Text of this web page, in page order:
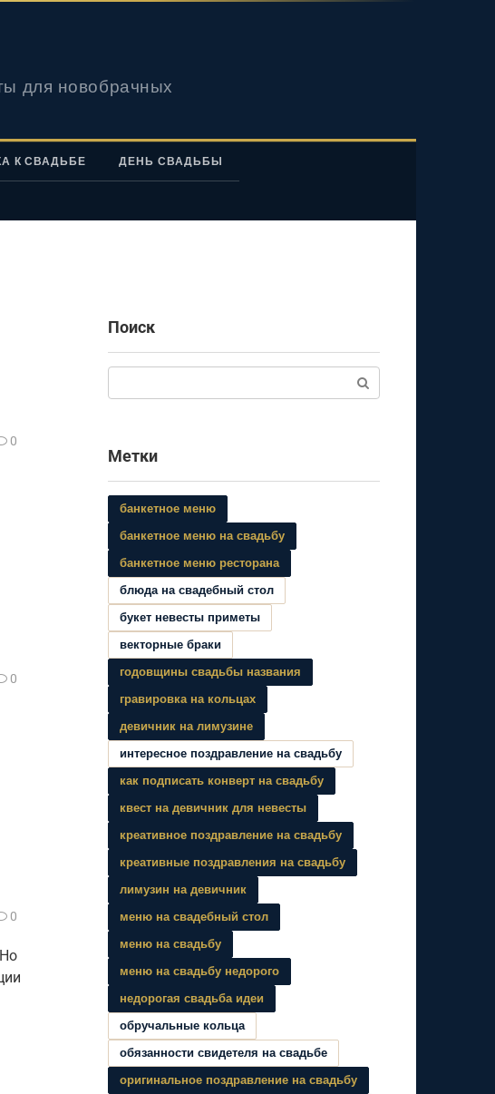
для новобрачных
К СВАДЬБЕ ДЕНЬ СВАДЬБЫ
0
0
0
Поиск
Метки
банкетное меню
банкетное меню на свадьбу
банкетное меню ресторана
блюда на свадебный стол
букет невесты приметы
векторные браки
годовщины свадьбы названия
гравировка на кольцах
девичник на лимузине
интересное поздравление на свадьбу
как подписать конверт на свадьбу
квест на девичник для невесты
креативное поздравление на свадьбу
креативные поздравления на свадьбу
лимузин на девичник
меню на свадебный стол
меню на свадьбу
меню на свадьбу недорого
недорогая свадьба идеи
обручальные кольца
обязанности свидетеля на свадьбе
оригинальное поздравление на свадьбу